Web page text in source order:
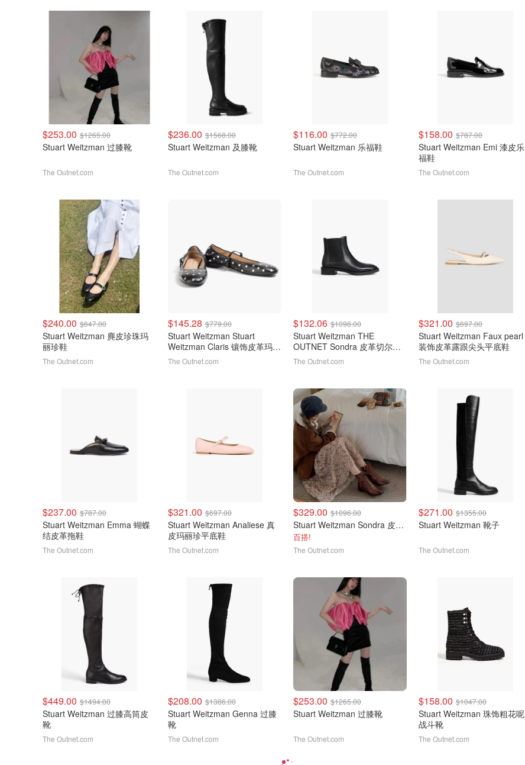
$253.00 $1265.00
Stuart Weitzman 过膝靴
The Outnet.com
$236.00 $1568.00
Stuart Weitzman 及膝靴
The Outnet.com
$116.00 $772.00
Stuart Weitzman 乐福鞋
The Outnet.com
$158.00 $787.00
Stuart Weitzman Emi 漆皮乐
福鞋
The Outnet.com
$240.00 $647.00
Stuart Weitzman 麂皮珍珠玛
丽珍鞋
The Outnet.com
$145.28 $779.00
Stuart Weitzman Stuart
Weitzman Claris 镶饰皮革玛丽
珍平底鞋
The Outnet.com
$132.06 $1096.00
Stuart Weitzman THE
OUTNET Sondra 皮革切尔西
靴
The Outnet.com
$321.00 $697.00
Stuart Weitzman Faux pearl
装饰皮革露跟尖头平底鞋
The Outnet.com
$237.00 $787.00
Stuart Weitzman Emma 蝴蝶
结皮革拖鞋
The Outnet.com
$321.00 $697.00
Stuart Weitzman Analiese 真
皮玛丽珍平底鞋
The Outnet.com
$329.00 $1096.00
Stuart Weitzman Sondra 皮革短靴
百搭!
The Outnet.com
$271.00 $1355.00
Stuart Weitzman 靴子
The Outnet.com
$449.00 $1494.00
Stuart Weitzman 过膝高筒皮
靴
The Outnet.com
$208.00 $1386.00
Stuart Weitzman Genna 过膝
靴
The Outnet.com
$253.00 $1265.00
Stuart Weitzman 过膝靴
The Outnet.com
$158.00 $1047.00
Stuart Weitzman 珠饰粗花呢
战斗靴
The Outnet.com